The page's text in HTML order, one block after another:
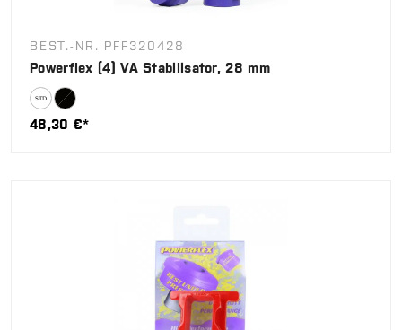
BEST.-NR. PFF320428
Powerflex (4) VA Stabilisator, 28 mm
48,30 €*